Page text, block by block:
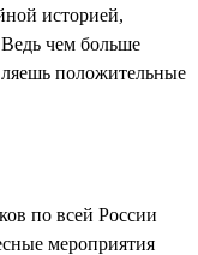
историей,
Ведь чем больше
положительные
по всей России
мероприятия